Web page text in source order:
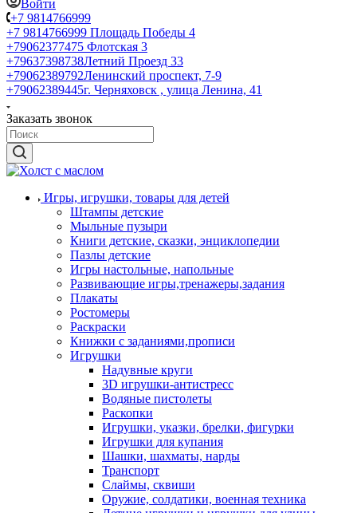
Войти
+7 9814766999
+7 9814766999 Площадь Победы 4
+79062377475 Флотская 3
+79637398738Летний Проезд 33
+79062389792Ленинский проспект, 7-9
+79062389445г. Черняховск , улица Ленина, 41
Заказать звонок
Игры, игрушки, товары для детей
Штампы детские
Мыльные пузыри
Книги детские, сказки, энциклопедии
Пазлы детские
Игры настольные, напольные
Развивающие игры,тренажеры,задания
Плакаты
Ростомеры
Раскраски
Книжки с заданиями,прописи
Игрушки
Надувные круги
3D игрушки-антистресс
Водяные пистолеты
Раскопки
Игрушки, указки, брелки, фигурки
Игрушки для купания
Шашки, шахматы, нарды
Транспорт
Слаймы, сквиши
Оружие, солдатики, военная техника